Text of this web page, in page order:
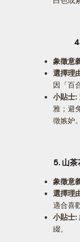
象徵意
選擇理
因「百
小貼士:
雅；避
徵嫉妒。
5. 山
象徵意
選擇理
適合喜
小貼士:
綴。